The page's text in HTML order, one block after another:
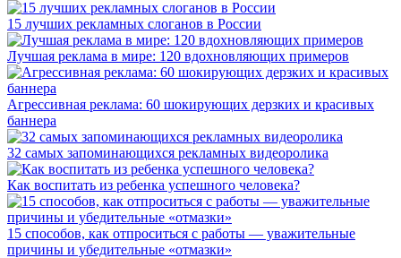
15 лучших рекламных слоганов в России
Лучшая реклама в мире: 120 вдохновляющих примеров
Агрессивная реклама: 60 шокирующих дерзких и красивых
баннера
32 самых запоминающихся рекламных видеоролика
Как воспитать из ребенка успешного человека?
15 способов, как отпроситься с работы — уважительные
причины и убедительные «отмазки»